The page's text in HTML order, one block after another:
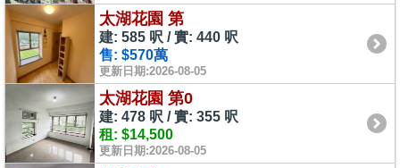
太湖花園 第
建: 585 呎 / 實: 440 呎
售: $570萬
更新日期:2026-08-05
太湖花園 第0
建: 478 呎 / 實: 355 呎
租: $14,500
更新日期:2026-08-05